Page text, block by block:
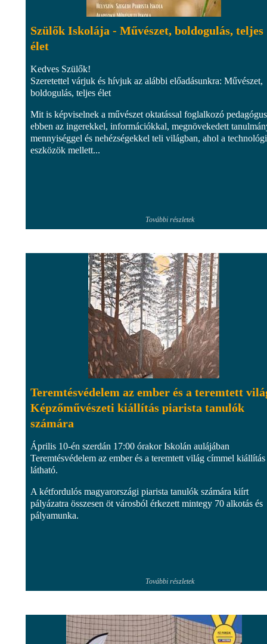
Szülők Iskolája - Művészet, boldogulás, teljes
élet
Kedves Szülők!
Szeretettel várjuk és hívjuk az alábbi előadásunkra: Művészet,
boldogulás, teljes élet
Mit is képviselnek a művészet oktatással foglalkozó
ebben az ingerekkel, információkkal, megnövekedett
mennyiséggel és nehézségekkel teli világban, ahol a
eszközök mellett...
További részletek
Teremtésvédelem az ember és a teremtett
Képzőművészeti kiállítás piarista tanulók
számára
Április 10-én szerdán 17:00 órakor Iskolán aulájában
Teremtésvédelem az ember és a teremtett világ címmel kiállítás
látható.
A kétfordulós magyarországi piarista tanulók számára kiírt
pályázatra összesen öt városból érkezett mintegy 70 alkotás és
pályamunka.
További részletek